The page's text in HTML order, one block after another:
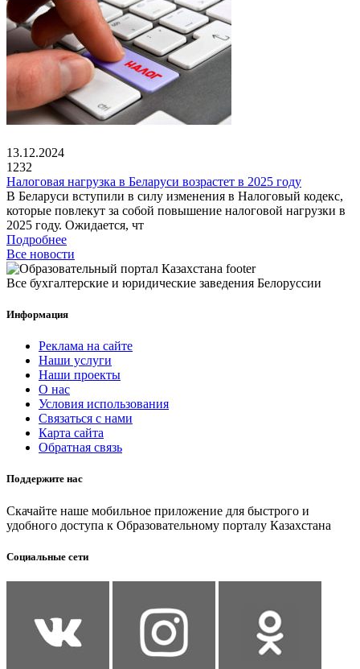
13.12.2024
1232
Налоговая нагрузка в Беларуси возрастет в 2025 году
В Беларуси вступили в силу изменения в Налоговый кодекс,
которые повлекут за собой повышение налоговой нагрузки в
2025 году. Ожидается, чт
Подробнее
Все новости
Все бухгалтерские и юридические заведения Белоруссии
Информация
Реклама на сайте
Наши услуги
Наши проекты
О нас
Условия использования
Связаться с нами
Карта сайта
Обратная связь
Поддержите нас
Скачайте наше мобильное приложение для быстрого и
удобного доступа к Образовательному порталу Казахстана
Социальные сети